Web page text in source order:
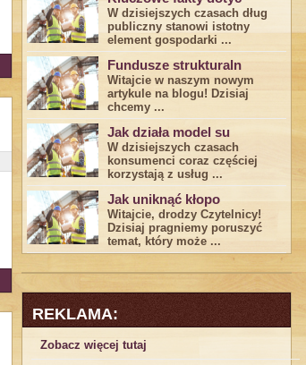
W dzisiejszych czasach dług
publiczny stanowi istotny
element gospodarki ...
Fundusze strukturaln
Witajcie w naszym nowym
artykule na blogu! Dzisiaj
chcemy ...
Jak działa model su
W dzisiejszych czasach
konsumenci ‌coraz częściej
korzystają z usług⁤ ...
Jak uniknąć kłopo
Witajcie, drodzy Czytelnicy!
Dzisiaj pragniemy poruszyć
temat, który może ...
REKLAMA:
Zobacz więcej tutaj